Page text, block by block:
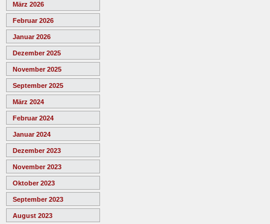
März 2026
Februar 2026
Januar 2026
Dezember 2025
November 2025
September 2025
März 2024
Februar 2024
Januar 2024
Dezember 2023
November 2023
Oktober 2023
September 2023
August 2023